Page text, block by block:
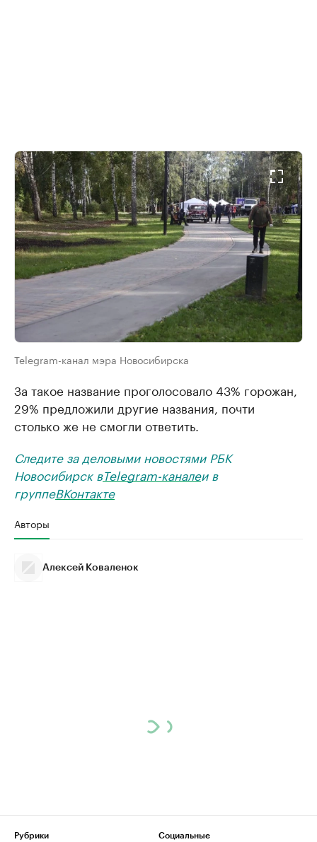
Telegram-канал мэра Новосибирска
За такое название проголосовало 43% горожан,
29% предложили другие названия, почти
столько же не смогли ответить.
Следите за деловыми новостями РБК
Новосибирск вTelegram-каналеи в
группеВКонтакте
Авторы
Алексей Коваленок
Рубрики
Социальные